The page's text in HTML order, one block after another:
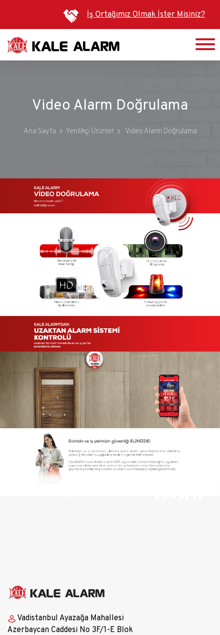
atla
İş Ortağımız Olmak İster Misiniz?
Video Alarm Doğrulama
Ana Sayfa Yenilikçi Ürünler Video Alarm Doğrulama
Vadistanbul Ayazağa Mahallesi
Azerbaycan Caddesi No 3F/1-E Blok